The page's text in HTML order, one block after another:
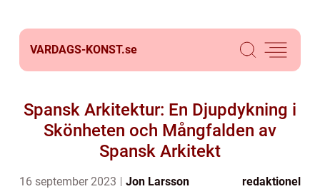
VARDAGS-KONST.se
Spansk Arkitektur: En Djupdykning i
Skönheten och Mångfalden av
Spansk Arkitekt
16 september 2023 Jon Larsson redaktionel